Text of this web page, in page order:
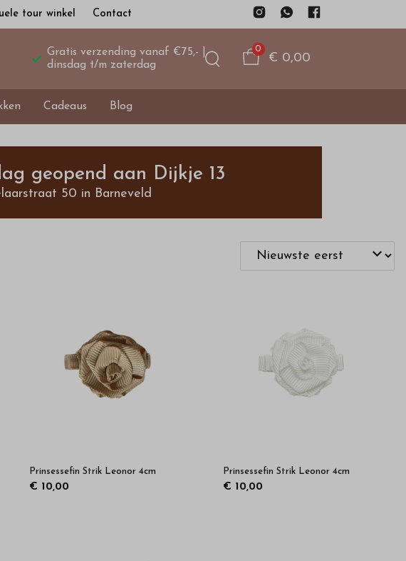
tour winkel Contact
Gratis verzending vanaf €75,- |
dinsdag t/m zaterdag
0
€ 0,00
Cadeaus Blog
geopend aan Dijkje 13
50 in Barneveld
Prinsessefin Strik Leonor 4cm
€ 10,00
Prinsessefin Strik Leonor 4cm
€ 10,00